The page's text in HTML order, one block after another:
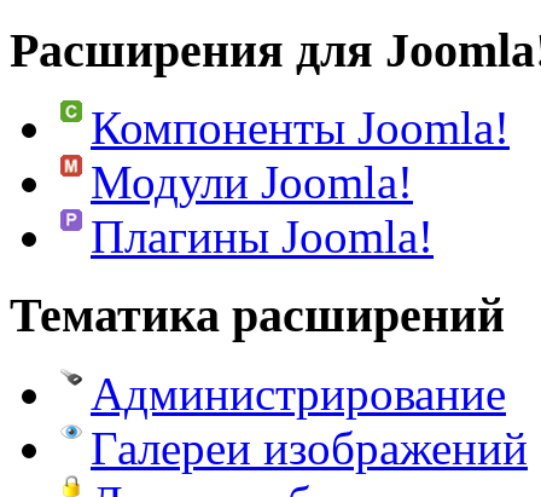
Расширения для
Компоненты Joomla!
Модули Joomla!
Плагины Joomla!
Тематика расширений
Администрирование
Галереи изображений